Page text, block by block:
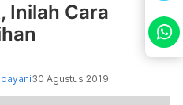
Inilah Cara
30 Agustus 2019